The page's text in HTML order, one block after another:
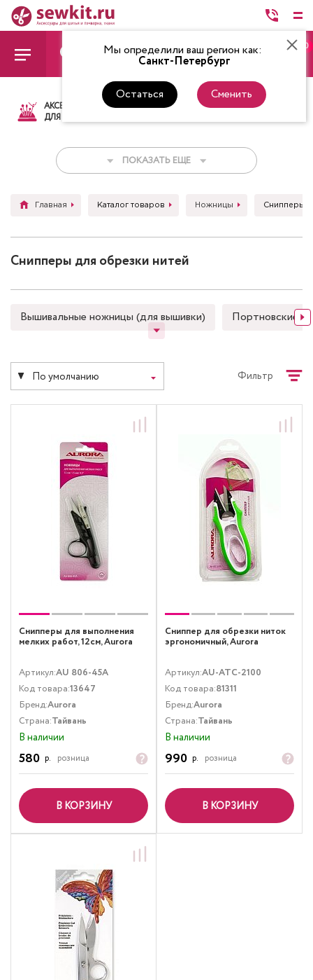
Мы определили ваш регион как:
Санкт-Петербург
Остаться Сменить
0
АКСЕССУАРЫ
ДЛЯ ШИТЬЯ
ТКАНИ НИТКИ
ПОКАЗАТЬ ЕЩЕ
Главная Каталог товаров Ножницы Снипперы
Снипперы для обрезки нитей
Вышивальные ножницы (для вышивки) Портновские
По умолчанию Фильтр
Снипперы для выполнения
мелких работ, 12см, Aurora
Артикул:AU 806-45А
Код товара:13647
Бренд:Aurora
Страна:Тайвань
В наличии
580 р. розница
В КОРЗИНУ
Сниппер для обрезки ниток
эргономичный, Aurora
Артикул:AU-ATC-2100
Код товара:81311
Бренд:Aurora
Страна:Тайвань
В наличии
990 р. розница
В КОРЗИНУ